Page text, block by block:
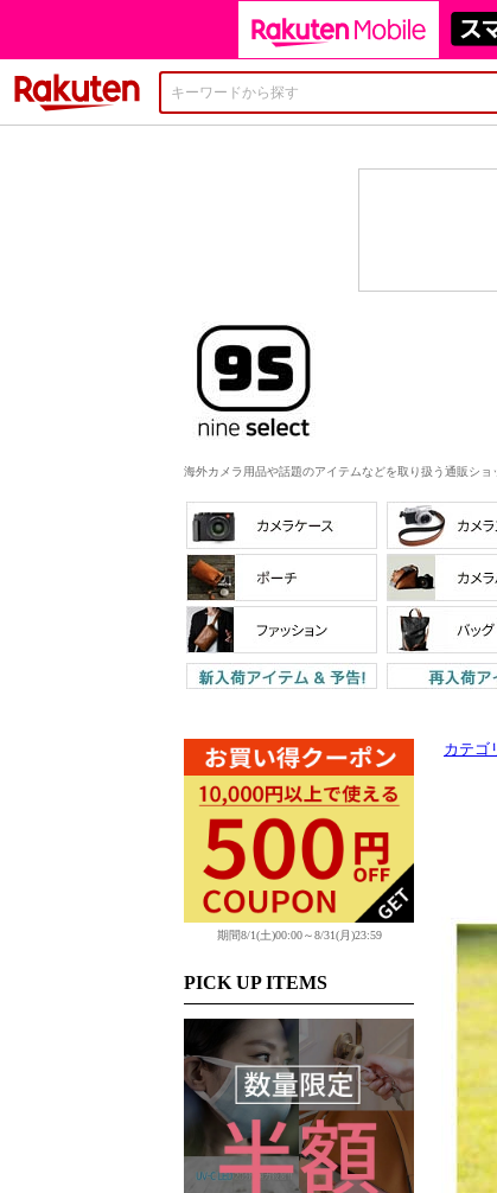
海外カメラ用品や話題のアイテムなどを取り扱う通販ショ
期間8/1(土)00:00～8/31(月)23:59
PICK UP ITEMS
カテゴ